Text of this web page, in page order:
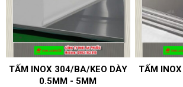
TẤM INOX 304/BA/KEO DÀY
0.5MM - 5MM
TẤM INOX 201/2B/KEO DÀY